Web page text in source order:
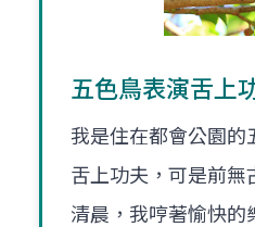
五色鳥表演舌上
我是住在都會公園的
舌上功夫，可是前無
清晨，我哼著愉快的